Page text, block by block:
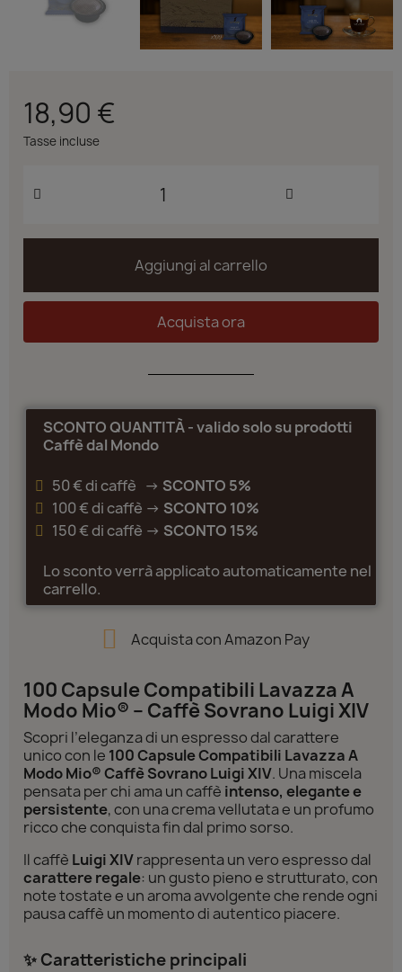
18,90 €
Tasse incluse
Aggiungi al carrello
Acquista ora
SCONTO QUANTITÀ - valido solo su prodotti
Caffè dal Mondo
50 € di caffè -> SCONTO 5%
100 € di caffè -> SCONTO 10%
150 € di caffè -> SCONTO 15%
Lo sconto verrà applicato automaticamente nel
carrello.
Acquista con Amazon Pay
100 Capsule Compatibili Lavazza A
Modo Mio® – Caffè Sovrano Luigi XIV
Scopri l’eleganza di un espresso dal carattere
unico con le 100 Capsule Compatibili Lavazza A
Modo Mio® Caffè Sovrano Luigi XIV. Una miscela
pensata per chi ama un caffè intenso, elegante e
persistente, con una crema vellutata e un profumo
ricco che conquista fin dal primo sorso.
Il caffè Luigi XIVrappresenta un vero espresso dal
carattere regale: un gusto pieno e strutturato, con
note tostate e un aroma avvolgente che rende ogni
pausa caffè un momento di autentico piacere.
✨ Caratteristiche principali